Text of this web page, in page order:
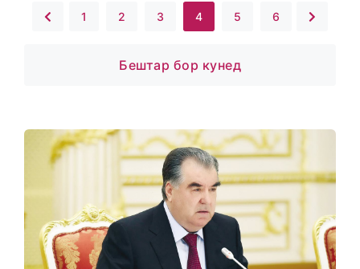
1 2 3 4 5 6
Бештар бор кунед